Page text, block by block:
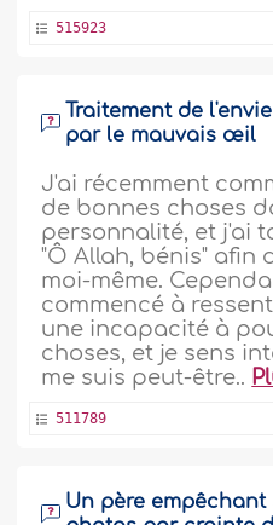
515923
Traitement de
par le mauvais œil
J'ai récemment
de bonnes choses
personnalité, et j'ai
"Ô Allah, bénis" afin
moi-même.
commencé à
une incapacité à
choses, et je sens
me suis peut-être..
511789
Un père